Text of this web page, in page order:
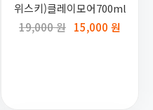
위스키)클레이모어700ml
19,000 원 15,000 원